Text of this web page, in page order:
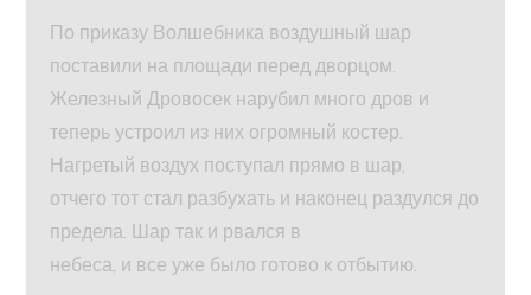
По приказу Волшебника воздушный шар
поставили на площади перед дворцом.
Железный Дровосек нарубил много дров и
теперь устроил из них огромный костер.
Нагретый воздух поступал прямо в шар,
отчего тот стал разбухать и наконец раздулся до
предела. Шар так и рвался в
небеса, и все уже было готово к отбытию.